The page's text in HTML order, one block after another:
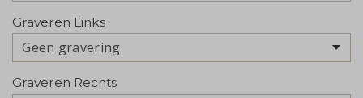
Graveren Links
Geen gravering
Graveren Rechts